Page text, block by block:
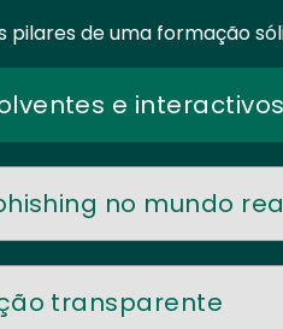
pilares de uma formação
e interactivos
no mundo
transparente